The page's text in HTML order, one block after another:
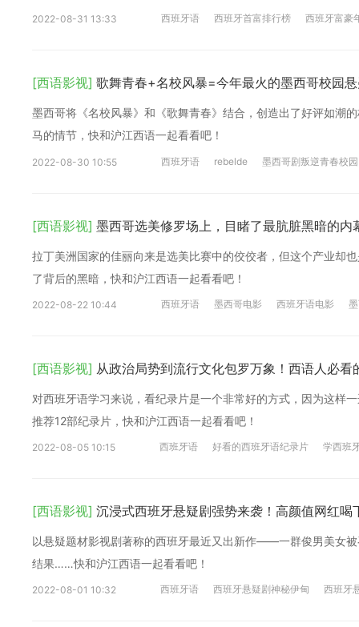
2022-08-31 13:33 西班牙语 西班牙首富排行榜 西班牙富豪
[西语影视] 歌舞青春+名校风暴=今年最火的墨西哥校园
墨西哥将《名校风暴》和《歌舞青春》结合，创造出了好评如潮
马的情节，快和沪江西语一起看看吧！
2022-08-30 10:55 西班牙语 rebelde 墨西哥剧叛逆青春校园
[西语影视] 墨西哥选美修罗场上，目睹了最肮脏黑暗的内
拉丁美洲国家的佳丽向来是选美比赛中的佼佼者，但这个产业却
了背后的黑暗，快和沪江西语一起看看吧！
2022-08-22 10:44 西班牙语 墨西哥电影 西班牙语电影
[西语影视] 从政治局势到流行文化包罗万象！西语人必看
对西班牙语学习来说，看纪录片是一个非常好的方式，因为这样
推荐12部纪录片，快和沪江西语一起看看吧！
2022-08-05 10:15 西班牙语 好看的西班牙语纪录片 学西班
[西语影视] 沉浸式西班牙悬疑剧强势来袭！高颜值网红喝
以悬疑题材影视剧著称的西班牙最近又出新作——一群俊男美女
结果……快和沪江西语一起看看吧！
2022-08-01 10:32 西班牙语 西班牙悬疑剧神秘伊甸 西班牙